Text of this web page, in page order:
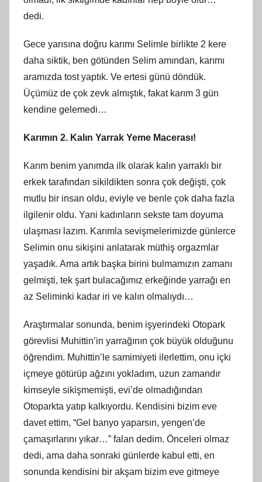
dedi.
Gece yarısına doğru karımı Selimle birlikte 2 kere
daha siktik, ben götünden Selim amından, karımı
aramızda tost yaptık. Ve ertesi günü döndük.
Üçümüz de çok zevk almıştık, fakat karım 3 gün
kendine gelemedi…
Karımın 2. Kalın Yarrak Yeme Macerası!
Karım benim yanımda ilk olarak kalın yarraklı bir
erkek tarafından sikildikten sonra çok değişti, çok
mutlu bir insan oldu, eviyle ve benle çok daha fazla
ilgilenir oldu. Yani kadınların sekste tam doyuma
ulaşması lazım. Karımla sevişmelerimizde günlerce
Selimin onu sikişini anlatarak müthiş orgazmlar
yaşadık. Ama artık başka birini bulmamızın zamanı
gelmişti, tek şart bulacağımız erkeğinde yarrağı en
az Seliminki kadar iri ve kalın olmalıydı…
Araştırmalar sonunda, benim işyerindeki Otopark
görevlisi Muhittin’in yarrağının çok büyük olduğunu
öğrendim. Muhittin’le samimiyeti ilerlettim, onu içki
içmeye götürüp ağzını yokladım, uzun zamandır
kimseyle sikişmemişti, evi’de olmadığından
Otoparkta yatıp kalkıyordu. Kendisini bizim eve
davet ettim, “Gel banyo yaparsın, yengen’de
çamaşırlarını yıkar…” falan dedim. Önceleri olmaz
dedi, ama daha sonraki günlerde kabul etti, en
sonunda kendisini bir akşam bizim eve gitmeye